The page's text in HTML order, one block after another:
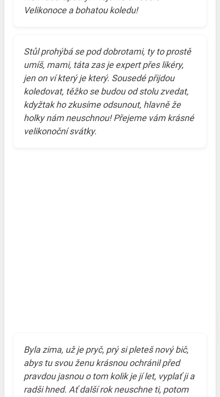
Velikonoce a bohatou koledu!
Stůl prohýbá se pod dobrotami, ty to prostě
umíš, mami, táta zas je expert přes likéry,
jen on ví který je který. Sousedé přijdou
koledovat, těžko se budou od stolu zvedat,
kdyžtak ho zkusíme odsunout, hlavně že
holky nám neuschnou! Přejeme vám krásné
velikonoční svátky.
Byla zima, už je pryč, prý si pleteš nový bič,
abys tu svou ženu krásnou ochránil před
pravdou jasnou o tom kolik je jí let, vyplať ji a
radši hned. Ať další rok neuschne ti, potom